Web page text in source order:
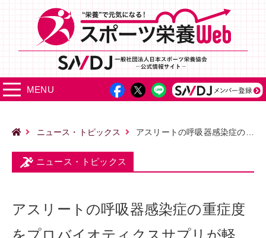
MENU
ニュース・トピックス アスリートの呼吸器感染症の重症度をプロバイオティクスサプリが軽減 メタ解析の結果
ニュース・トピックス
アスリートの呼吸器感染症の重症度
をプロバイオティクスサプリが軽